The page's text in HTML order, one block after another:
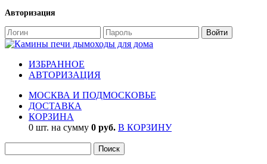
Авторизация
ИЗБРАННОЕ
АВТОРИЗАЦИЯ
МОСКВА И ПОДМОСКОВЬЕ
ДОСТАВКА
КОРЗИНА
0 шт. на сумму 0 руб. В КОРЗИНУ